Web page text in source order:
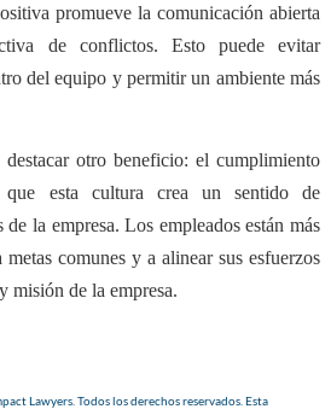
promueve lacomunicación abierta
de conflictos. Esto puede evitar
del equipo y permitir un ambiente más
otro beneficio: el cumplimiento
esta cultura crea un sentido de
la empresa. Los empleados están más
metas comunes y a alinear sus esfuerzos
misión de la empresa.
Lawyers. Todos los derechos reservados. Esta